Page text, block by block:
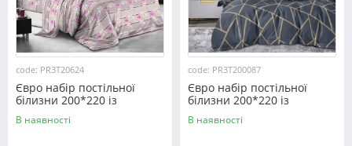
code: PR3T20624
Євро набір постільної
білизни 200*220 із
полікотону №20624
Черешенка™
В наявності
code: PR3T200087
Євро набір постільної
білизни 200*220 із
полікотону №200087
Черешенька™
В наявності